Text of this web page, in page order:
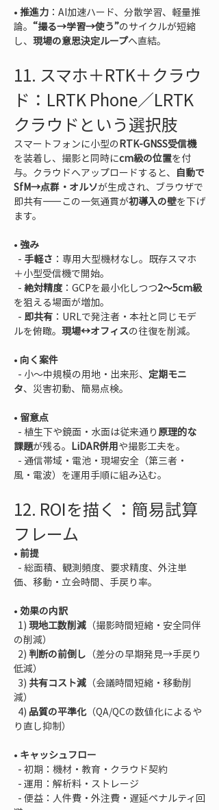
• 推進力 ：AI加速ハード、分散学習、軽量推
論。 “撮る→学習→使う”のサイクルが短縮
し、 現場の意思決定ループへ直結。
11. スマホ＋RTK＋クラウ
ド：LRTK Phone／LRTK
クラウドという選択肢
スマートフォンに小型のRTK-GNSS受信機
を装着し、撮影と同時にcm級の位置を付
与。クラウドへアップロードすると、 自動で
SfM→点群・オルソが生成され、ブラウザで
即共有――この一気通貫が初導入の壁を下げ
ます。
• 強み
  -
手軽さ ：専用大型機材なし。既存スマホ
＋小型受信機で開始。
  -
絶対精度：GCPを最小化しつつ2〜5cm級
を狙える場面が増加。
  -
即共有 ：URLで発注者・本社と同じモデ
ルを俯瞰。 現場↔オフィス
• 向く案件
  - 小〜中規模の用地・出来形、
定期モニ
タ
• 留意点
  - 植生下や鏡面・水面は従来通り
原理的な
課題が残る。 LiDAR併用や撮影工夫を。
風・電波）を運用手順に組み込む。
12. ROIを描く：簡易試算
フレーム
• 前提
• 効果の内訳
  1)
現地工数削減 （撮影時間短縮・安全同伴
の削減）
  2)
判断の前倒し （差分の早期発見→手戻り
低減）
  3)
共有コスト減 （会議時間短縮・移動削
減）
  4)
品質の平準化（QA/QCの数値化によるや
• キャッシュフロー